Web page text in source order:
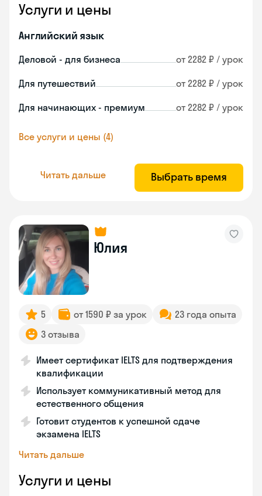
Услуги и цены
Английский язык
Деловой - для бизнеса от 2282 ₽ / урок
Для путешествий от 2282 ₽ / урок
Для начинающих - премиум от 2282 ₽ / урок
Все услуги и цены (4)
Читать дальше Выбрать время
Юлия
5 от 1590 ₽ за урок
23 года опыта
3 отзыва
Имеет сертификат IELTS для подтверждения
квалификации
Использует коммуникативный метод для
естественного общения
Готовит студентов к успешной сдаче
экзамена IELTS
Читать дальше
Услуги и цены